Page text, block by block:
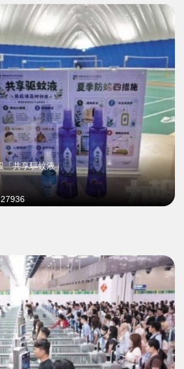
「共享驅蚊液」
27936